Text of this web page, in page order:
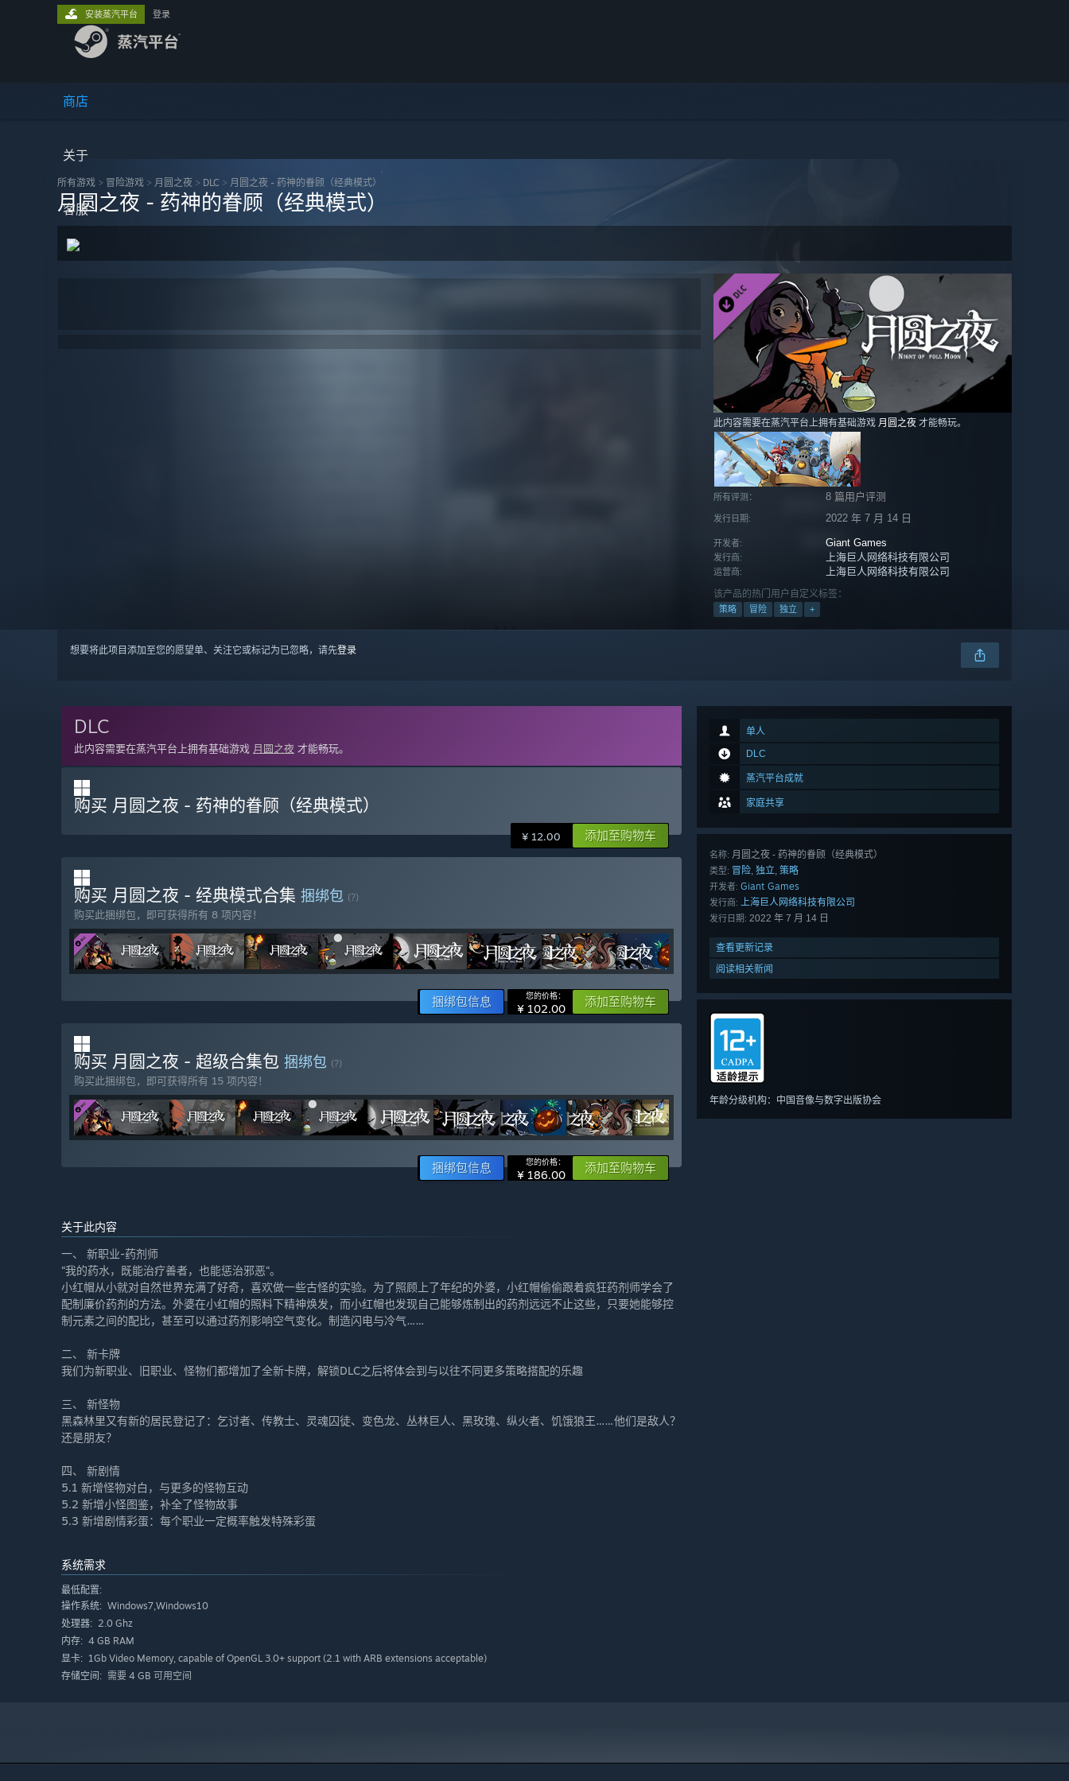
商店
关于
客服
安装蒸汽平台 登录
所有游戏 > 冒险‎游戏 > 月圆之夜 > DLC > 月圆之夜 - 药神的眷顾（经典模式）
月圆之夜 - 药神的眷顾（经典模式）
此内容需要在蒸汽平台上拥有基础游戏 月圆之夜 才能畅玩。
所有评测： 8 篇用户评测
发行日期: 2022 年 7 月 14 日
开发者: Giant Games
发行商: 上海巨人网络科技有限公司
运营商: 上海巨人网络科技有限公司
该产品的热门用户自定义标签：
策略 冒险 独立 +
想要将此项目添加至您的愿望单、关注它或标记为已忽略，请先登录
单人
DLC
蒸汽平台成就
家庭共享
名称: 月圆之夜 - 药神的眷顾（经典模式）
类型: 冒险, 独立, 策略
开发者: Giant Games
发行商: 上海巨人网络科技有限公司
发行日期: 2022 年 7 月 14 日
查看更新记录
阅读相关新闻
年龄分级机构：中国音像与数字出版协会
DLC
此内容需要在蒸汽平台上拥有基础游戏 月圆之夜 才能畅玩。
购买 月圆之夜 - 药神的眷顾（经典模式）
¥ 12.00 添加至购物车
购买 月圆之夜 - 经典模式合集 捆绑包 (?)
购买此捆绑包，即可获得所有 8 项内容！
捆绑包信息 您的价格：
¥ 102.00 添加至购物车
购买 月圆之夜 - 超级合集包 捆绑包 (?)
购买此捆绑包，即可获得所有 15 项内容！
捆绑包信息 您的价格：
¥ 186.00 添加至购物车
关于此内容
一、 新职业-药剂师
“我的药水，既能治疗善者，也能惩治邪恶“。
小红帽从小就对自然世界充满了好奇，喜欢做一些古怪的实验。为了照顾上了年纪的外婆，小红帽偷偷跟着疯狂药剂师学会了
配制廉价药剂的方法。外婆在小红帽的照料下精神焕发，而小红帽也发现自己能够炼制出的药剂远远不止这些，只要她能够控
制元素之间的配比，甚至可以通过药剂影响空气变化。制造闪电与冷气……
二、 新卡牌
我们为新职业、旧职业、怪物们都增加了全新卡牌，解锁DLC之后将体会到与以往不同更多策略搭配的乐趣
三、 新怪物
黑森林里又有新的居民登记了：乞讨者、传教士、灵魂囚徒、变色龙、丛林巨人、黑玫瑰、纵火者、饥饿狼王……他们是敌人？
还是朋友？
四、 新剧情
5.1 新增怪物对白，与更多的怪物互动
5.2 新增小怪图鉴，补全了怪物故事
5.3 新增剧情彩蛋：每个职业一定概率触发特殊彩蛋
系统需求
最低配置:
操作系统: Windows7,Windows10
处理器: 2.0 Ghz
内存: 4 GB RAM
显卡: 1Gb Video Memory, capable of OpenGL 3.0+ support (2.1 with ARB extensions acceptable)
存储空间: 需要 4 GB 可用空间